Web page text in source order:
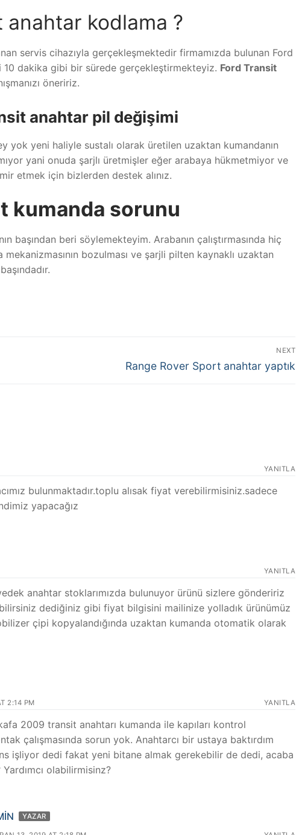
anahtar kodlama ?
servis cihazıyla gerçekleşmektedir firmamızda bulunan Ford
10 dakika gibi bir sürede gerçekleştirmekteyiz. Ford Transit
öneririz.
anahtar pil değişimi
yok yeni haliyle sustalı olarak üretilen uzaktan kumandanın
yani onuda şarjlı üretmişler eğer arabaya hükmetmiyor ve
etmek için bizlerden destek alınız.
kumanda sorunu
başından beri söylemekteyim. Arabanın çalıştırmasında hiç
bozulması ve şarjli pilten kaynaklı uzaktan
NEXT
Next
Range Rover Sport anahtar yaptık
YANITLA
bulunmaktadır.toplu alısak fiyat verebilirmisiniz.sadece
yapacağız
YANITLA
anahtar stoklarımızda bulunuyor ürünü sizlere göndeririz
dediğiniz gibi fiyat bilgisini mailinize yolladık ürünümüz
çipi kopyalandığında uzaktan kumanda otomatik olarak
2:14 PM YANITLA
2009 transit anahtarı kumanda ile kapıları kontrol
çalışmasında sorun yok. Anahtarcı bir ustaya baktırdım
işliyor dedi fakat yeni bitane almak gerekebilir de dedi, acaba
Yardımcı olabilirmisinz?
YAZAR